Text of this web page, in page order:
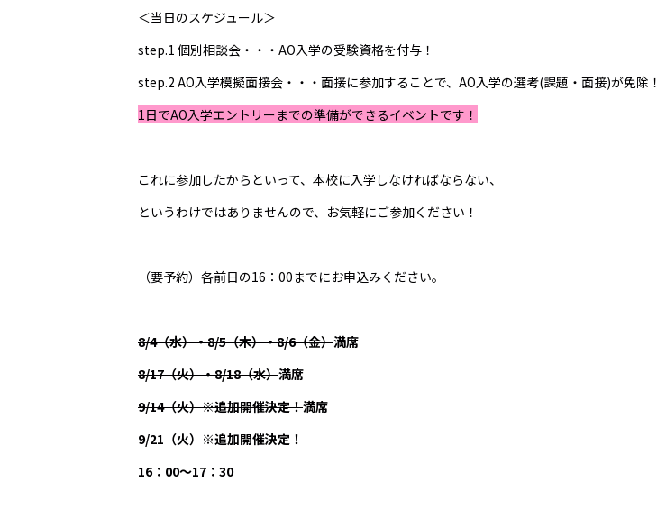
＜当日のスケジュール＞
step.1 個別相談会・・・AO入学の受験資格を付与！
step.2 AO入学模擬面接会・・・面接に参加することで、AO入学の選考(課題・面接)が免除！
1日でAO入学エントリーまでの準備ができるイベントです！
これに参加したからといって、本校に入学しなければならない、
というわけではありませんので、お気軽にご参加ください！
（要予約）各前日の16：00までにお申込みください。
8/4（水）・8/5（木）・8/6（金）満席
8/17（火）・8/18（水）満席
9/14（火）※追加開催決定！満席
9/21（火） ※追加開催決定！
16：00～17：30